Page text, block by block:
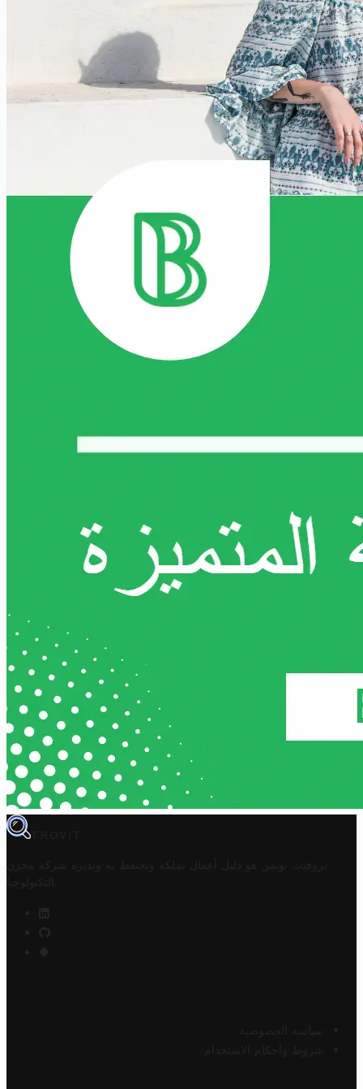
TROVIT
تروفيت تونس هو دليل أعمال تملكه وتحتفظ به وتديره
شركة مخزن
التكنولوجيا
سياسة الخصوصية
شروط وأحكام الاستخدام